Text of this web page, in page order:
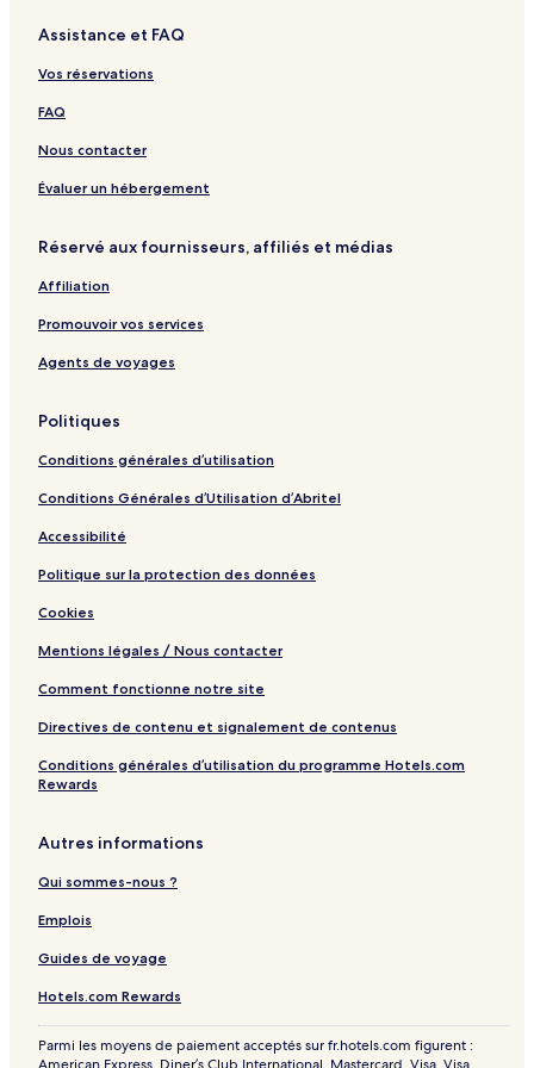
y
e
G
r
d
e
n
B
S
p
t
o
n
i
W
i
r
l
p
l
S
a
u
n
,
o
T
u
b
Assistance et FAQ
Vos réservations
FAQ
Nous contacter
Évaluer un hébergement
Réservé aux fournisseurs, affiliés et médias
Affiliation
Promouvoir vos services
Agents de voyages
Politiques
Conditions générales d’utilisation
Conditions Générales d’Utilisation d’Abritel
Accessibilité
Politique sur la protection des données
Cookies
Mentions légales / Nous contacter
Comment fonctionne notre site
Directives de contenu et signalement de contenus
Conditions générales d’utilisation du programme Hotels.com
Rewards
Autres informations
Qui sommes-nous ?
Emplois
Guides de voyage
Hotels.com Rewards
Parmi les moyens de paiement acceptés sur fr.hotels.com figurent :